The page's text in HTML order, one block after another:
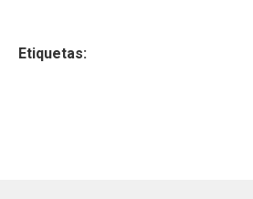
Etiquetas: